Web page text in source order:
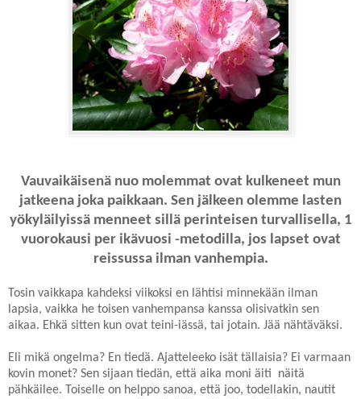
Vauvaikäisenä nuo molemmat ovat kulkeneet mun
jatkeena joka paikkaan. Sen jälkeen olemme lasten
yökyläilyissä menneet sillä perinteisen turvallisella, 1
vuorokausi per ikävuosi -metodilla, jos lapset ovat
reissussa ilman vanhempia.
Tosin vaikkapa kahdeksi viikoksi en lähtisi minnekään ilman
lapsia, vaikka he toisen vanhempansa kanssa olisivatkin sen
aikaa. Ehkä sitten kun ovat teini-iässä, tai jotain. Jää nähtäväksi.
Eli mikä ongelma? En tiedä. Ajatteleeko isät tällaisia? Ei varmaan
kovin monet? Sen sijaan tiedän, että aika moni äiti näitä
pähkäilee. Toiselle on helppo sanoa, että joo, todellakin, nautit